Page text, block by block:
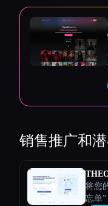
销售推广和
将您
忘单